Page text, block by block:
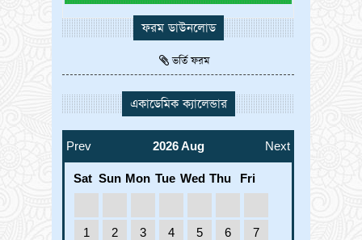
ফরম ডাউনলোড
ভর্তি ফরম
একাডেমিক ক্যালেন্ডার
Prev 2026 Aug Next
Sat Sun Mon Tue Wed Thu Fri
1 2 3 4 5 6
7